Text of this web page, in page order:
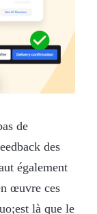
de
des
également
œuvre ces
là que le